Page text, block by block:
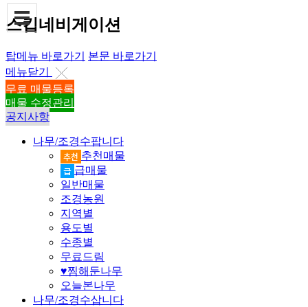
스킵네비게이션
탑메뉴 바로가기
본문 바로가기
메뉴닫기
무료 매물등록
매물 수정관리
공지사항
나무/조경수팝니다
추천매물
급매물
일반매물
조경농원
지역별
용도별
수종별
무료드림
♥찜해둔나무
오늘본나무
나무/조경수삽니다